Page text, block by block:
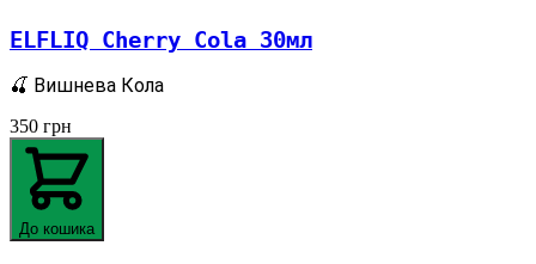
ELFLIQ Cherry Cola 30мл
🍒 Вишнева Кола
350 грн
До кошика